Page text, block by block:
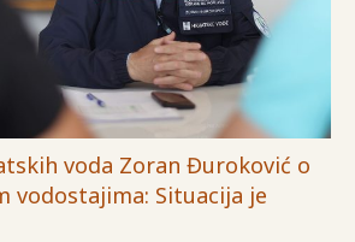
voda Zoran Đuroković o
vodostajima: Situacija je